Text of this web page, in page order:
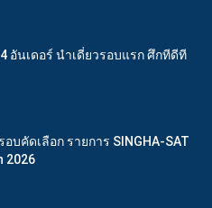
อันเดอร์ นำเดี่ยวรอบแรก ศึกทีดีที
บคัดเลือก รายการ SINGHA-SAT
2026